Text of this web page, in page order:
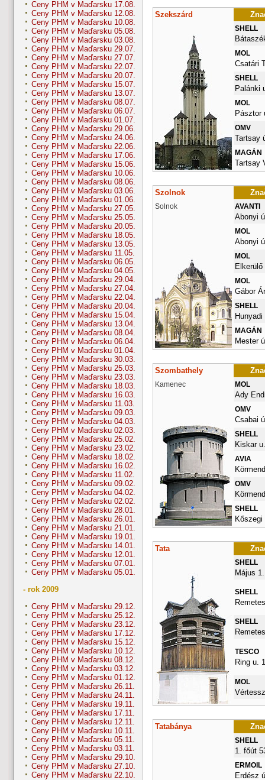
Ceny PHM v Maďarsku 17.08.
Ceny PHM v Maďarsku 12.08.
Ceny PHM v Maďarsku 10.08.
Ceny PHM v Maďarsku 05.08.
Ceny PHM v Maďarsku 03.08.
Ceny PHM v Maďarsku 29.07.
Ceny PHM v Maďarsku 27.07.
Ceny PHM v Maďarsku 22.07.
Ceny PHM v Maďarsku 20.07.
Ceny PHM v Maďarsku 15.07.
Ceny PHM v Maďarsku 13.07.
Ceny PHM v Maďarsku 08.07.
Ceny PHM v Maďarsku 06.07.
Ceny PHM v Maďarsku 01.07.
Ceny PHM v Maďarsku 29.06.
Ceny PHM v Maďarsku 24.06.
Ceny PHM v Maďarsku 22.06.
Ceny PHM v Maďarsku 17.06.
Ceny PHM v Maďarsku 15.06.
Ceny PHM v Maďarsku 10.06.
Ceny PHM v Maďarsku 08.06.
Ceny PHM v Maďarsku 03.06.
Ceny PHM v Maďarsku 01.06.
Ceny PHM v Maďarsku 27.05.
Ceny PHM v Maďarsku 25.05.
Ceny PHM v Maďarsku 20.05.
Ceny PHM v Maďarsku 18.05.
Ceny PHM v Maďarsku 13.05.
Ceny PHM v Maďarsku 11.05.
Ceny PHM v Maďarsku 06.05.
Ceny PHM v Maďarsku 04.05.
Ceny PHM v Maďarsku 29.04.
Ceny PHM v Maďarsku 27.04.
Ceny PHM v Maďarsku 22.04.
Ceny PHM v Maďarsku 20.04.
Ceny PHM v Maďarsku 15.04.
Ceny PHM v Maďarsku 13.04.
Ceny PHM v Maďarsku 08.04.
Ceny PHM v Maďarsku 06.04.
Ceny PHM v Maďarsku 01.04.
Ceny PHM v Maďarsku 30.03.
Ceny PHM v Maďarsku 25.03.
Ceny PHM v Maďarsku 23.03.
Ceny PHM v Maďarsku 18.03.
Ceny PHM v Maďarsku 16.03.
Ceny PHM v Maďarsku 11.03.
Ceny PHM v Maďarsku 09.03.
Ceny PHM v Maďarsku 04.03.
Ceny PHM v Maďarsku 02.03.
Ceny PHM v Maďarsku 25.02.
Ceny PHM v Maďarsku 23.02.
Ceny PHM v Maďarsku 18.02.
Ceny PHM v Maďarsku 16.02.
Ceny PHM v Maďarsku 11.02.
Ceny PHM v Maďarsku 09.02.
Ceny PHM v Maďarsku 04.02.
Ceny PHM v Maďarsku 02.02.
Ceny PHM v Maďarsku 28.01.
Ceny PHM v Maďarsku 26.01.
Ceny PHM v Maďarsku 21.01.
Ceny PHM v Maďarsku 19.01.
Ceny PHM v Maďarsku 14.01.
Ceny PHM v Maďarsku 12.01.
Ceny PHM v Maďarsku 07.01.
Ceny PHM v Maďarsku 05.01.
- rok 2009
Ceny PHM v Maďarsku 29.12.
Ceny PHM v Maďarsku 25.12.
Ceny PHM v Maďarsku 23.12.
Ceny PHM v Maďarsku 17.12.
Ceny PHM v Maďarsku 15.12.
Ceny PHM v Maďarsku 10.12.
Ceny PHM v Maďarsku 08.12.
Ceny PHM v Maďarsku 03.12.
Ceny PHM v Maďarsku 01.12.
Ceny PHM v Maďarsku 26.11.
Ceny PHM v Maďarsku 24.11.
Ceny PHM v Maďarsku 19.11.
Ceny PHM v Maďarsku 17.11.
Ceny PHM v Maďarsku 12.11.
Ceny PHM v Maďarsku 10.11.
Ceny PHM v Maďarsku 05.11.
Ceny PHM v Maďarsku 03.11.
Ceny PHM v Maďarsku 29.10.
Ceny PHM v Maďarsku 27.10.
Ceny PHM v Maďarsku 22.10.
Szekszárd
SHELL
MOL
Csatári
SHELL
Palánki
MOL
Pásztor
OMV
Tartsay
MAGÁN
Tartsay
Szolnok
Solnok AVANTI
Abonyi
MOL
Abonyi
MOL
Elkerülő
MOL
Gábor
SHELL
MAGÁN
Mester
Szombathely
Kamenec MOL
Ady
OMV
Csabai
SHELL
Kiskar
AVIA
OMV
SHELL
Kőszegi
Tata
SHELL
Május
SHELL
SHELL
TESCO
Ring u.
MOL
Tatabánya
SHELL
1. főút
ERMOIL
Erdész